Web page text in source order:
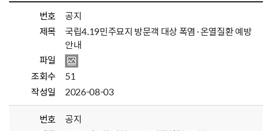
번호
공지
제목
국립4.19민주묘지 방문객 대상 폭염·온열질환 예방
안내
파일
조회수
51
작성일
2026-08-03
번호
공지